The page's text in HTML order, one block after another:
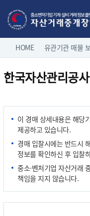
비
게
션
HOME 유관기관 매물
한국자산관리공
이 경매 상세내용은 해당
제공하고 있습니다.
경매 입찰시에는 반드시
정보를 확인하신 후 입찰
중소·벤처기업 자산거래
책임을 지지 않습니다.
홈으로 로그인
직거래 매물보기
유관기관 매물보기
나의 거래정보
고객마당